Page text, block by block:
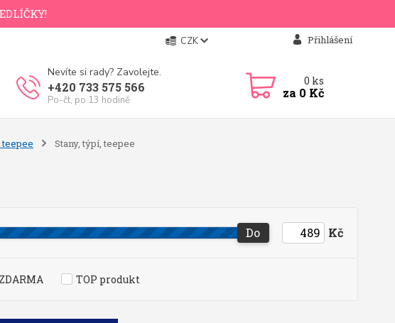
CZK Přihlášení
Nevíte si rady? Zavolejte.
+420 733 575 566
Po-čt, po 13 hodině
0 ks
za 0 Kč
teepee Stany, týpí, teepee
Do Kč
TOP produkt